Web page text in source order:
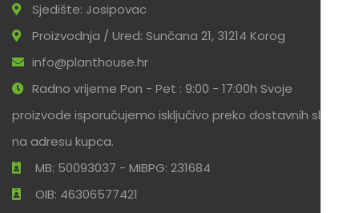
Sjedište: Josipovac
Proizvodnja / Ured: Sunčana 21, 31214 Korog
info@planthouse.hr
Radno vrijeme Pon - Pet : 9:00 - 17:00h Svoje
proizvode isporučujemo isključivo preko dostavnih službi
na adresu kupca.
MB: 50093037 - MIBPG: 231684
OIB: 46306577421